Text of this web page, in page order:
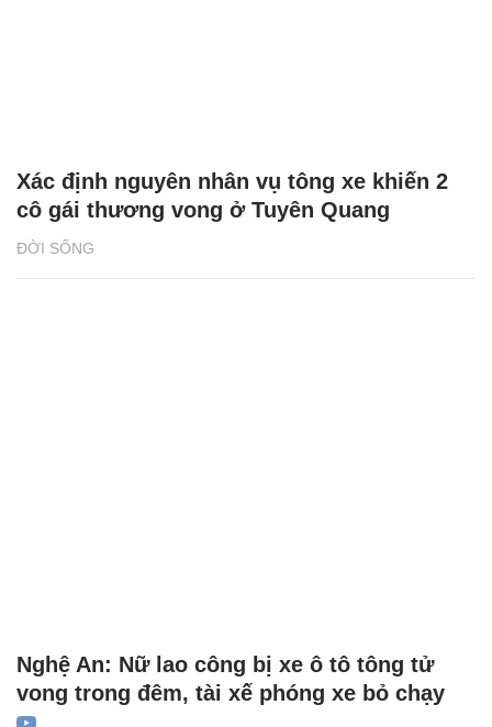
ĐỜI SỐNG
Xác định nguyên nhân vụ tông xe khiến 2
cô gái thương vong ở Tuyên Quang
Nghệ An: Nữ lao công bị xe ô tô tông tử
vong trong đêm, tài xế phóng xe bỏ chạy